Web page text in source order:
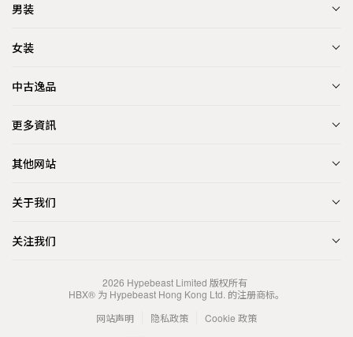
男装
女装
中古逸品
更多資訊
其他网站
关于我们
关注我们
2026 Hypebeast Limited 版权所有
HBX® 为 Hypebeast Hong Kong Ltd. 的注册商标。
网站声明
隐私政策
Cookie 政策